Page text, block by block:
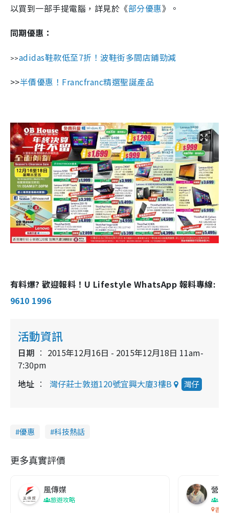
以買到一部手提電腦，詳見於《部分優惠》。
同期優惠：
>>adidas鞋款低至7折！波鞋街多間店鋪勁減
>>半價優惠！Francfranc精選聖誕產品
有料爆? 歡迎報料！U Lifestyle WhatsApp 報料專線:
9610 1996
活動資訊
日期
2015年12月16日 - 2015年12月18日 11am-
7:30pm
地址
灣仔莊士敦道120號宜興大廈3樓B 灣仔
優惠 科技熱話
更多真實評價
風傳媒
旅遊攻略
營養
香港